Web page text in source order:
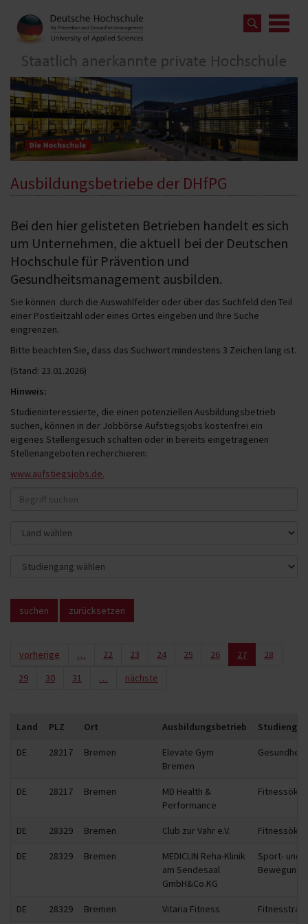
Ausbildungsbetriebe der DHfPG
Bei den hier gelisteten Betrieben handelt es sich
um Unternehmen, die aktuell bei der Deutschen
Hochschule für Prävention und
Gesundheitsmanagement ausbilden.
Sie können durch die Auswahlfelder oder über das Suchfeld den Teil
einer Postleitzahl oder eines Ortes eingeben und Ihre Suche
eingrenzen.
Bitte beachten Sie, dass das Suchwort mindestens 3 Zeichen lang ist.
(Stand: 23.01.2026)
Hinweis:
Studieninteressierte, die einen potenziellen Ausbildungsbetrieb
suchen, können in der Jobbörse Aufstiegsjobs kostenfrei ein
eigenes Stellengesuch schalten oder in bereits eingetragenen
Stellenangeboten recherchieren:
www.aufstiegsjobs.de.
suchen zurücksetzen
vorherige … 22 23 24 25 26 27
28
29
30 31 … nächste
Land PLZ Ort Ausbildungsbetrieb
DE 28217 Bremen
Elevate Gym
Bremen
DE 28217 Bremen
MD Health &
Performance
DE 28329 Bremen Club zur Vahr e.V.
DE 28329 Bremen
MEDICLIN Reha-Klinik
am Sendesaal
GmbH&Co.KG
Sport- und
DE 28329 Bremen Vitaria Fitness